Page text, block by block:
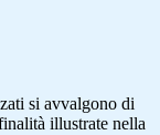
si avvalgono di
illustrate nella